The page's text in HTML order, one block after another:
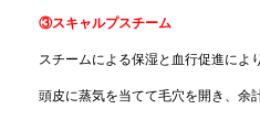
③スキャルプスチーム
スチームによる保湿と血行促進によ
頭皮に蒸気を当てて毛穴を開き、余